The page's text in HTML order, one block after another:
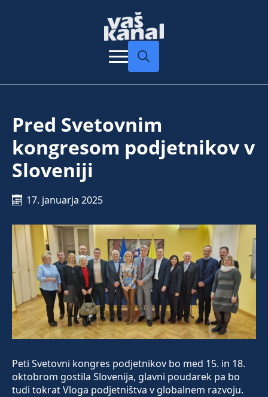
Pred Svetovnim
kongresom podjetnikov v
Sloveniji
17. januarja 2025
Peti Svetovni kongres podjetnikov bo med 15. in 18.
oktobrom gostila Slovenija, glavni poudarek pa bo
tudi tokrat Vloga podjetništva v globalnem razvoju.